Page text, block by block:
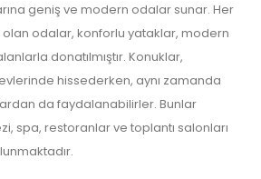
geniş ve modern odalar sunar. Her
odalar, konforlu yataklar, modern
donatılmıştır. Konuklar,
hissederken, aynı zamanda
da faydalanabilirler. Bunlar
spa, restoranlar ve toplantı salonları